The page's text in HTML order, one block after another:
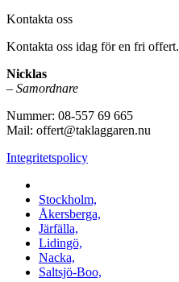
Kontakta oss
Kontakta oss idag för en fri offert.
Nicklas
– Samordnare
Nummer: 08-557 69 665
Mail: offert@taklaggaren.nu
Integritetspolicy
Stockholm,
Åkersberga,
Järfälla,
Lidingö,
Nacka,
Saltsjö-Boo,